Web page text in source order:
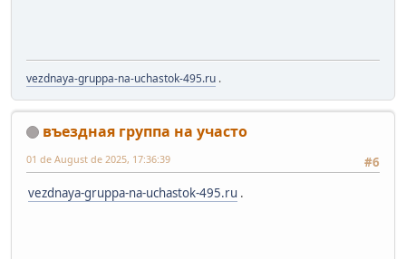
vezdnaya-gruppa-na-uchastok-495.ru .
въездная группа на участо
#6
01 de August de 2025, 17:36:39
vezdnaya-gruppa-na-uchastok-495.ru .